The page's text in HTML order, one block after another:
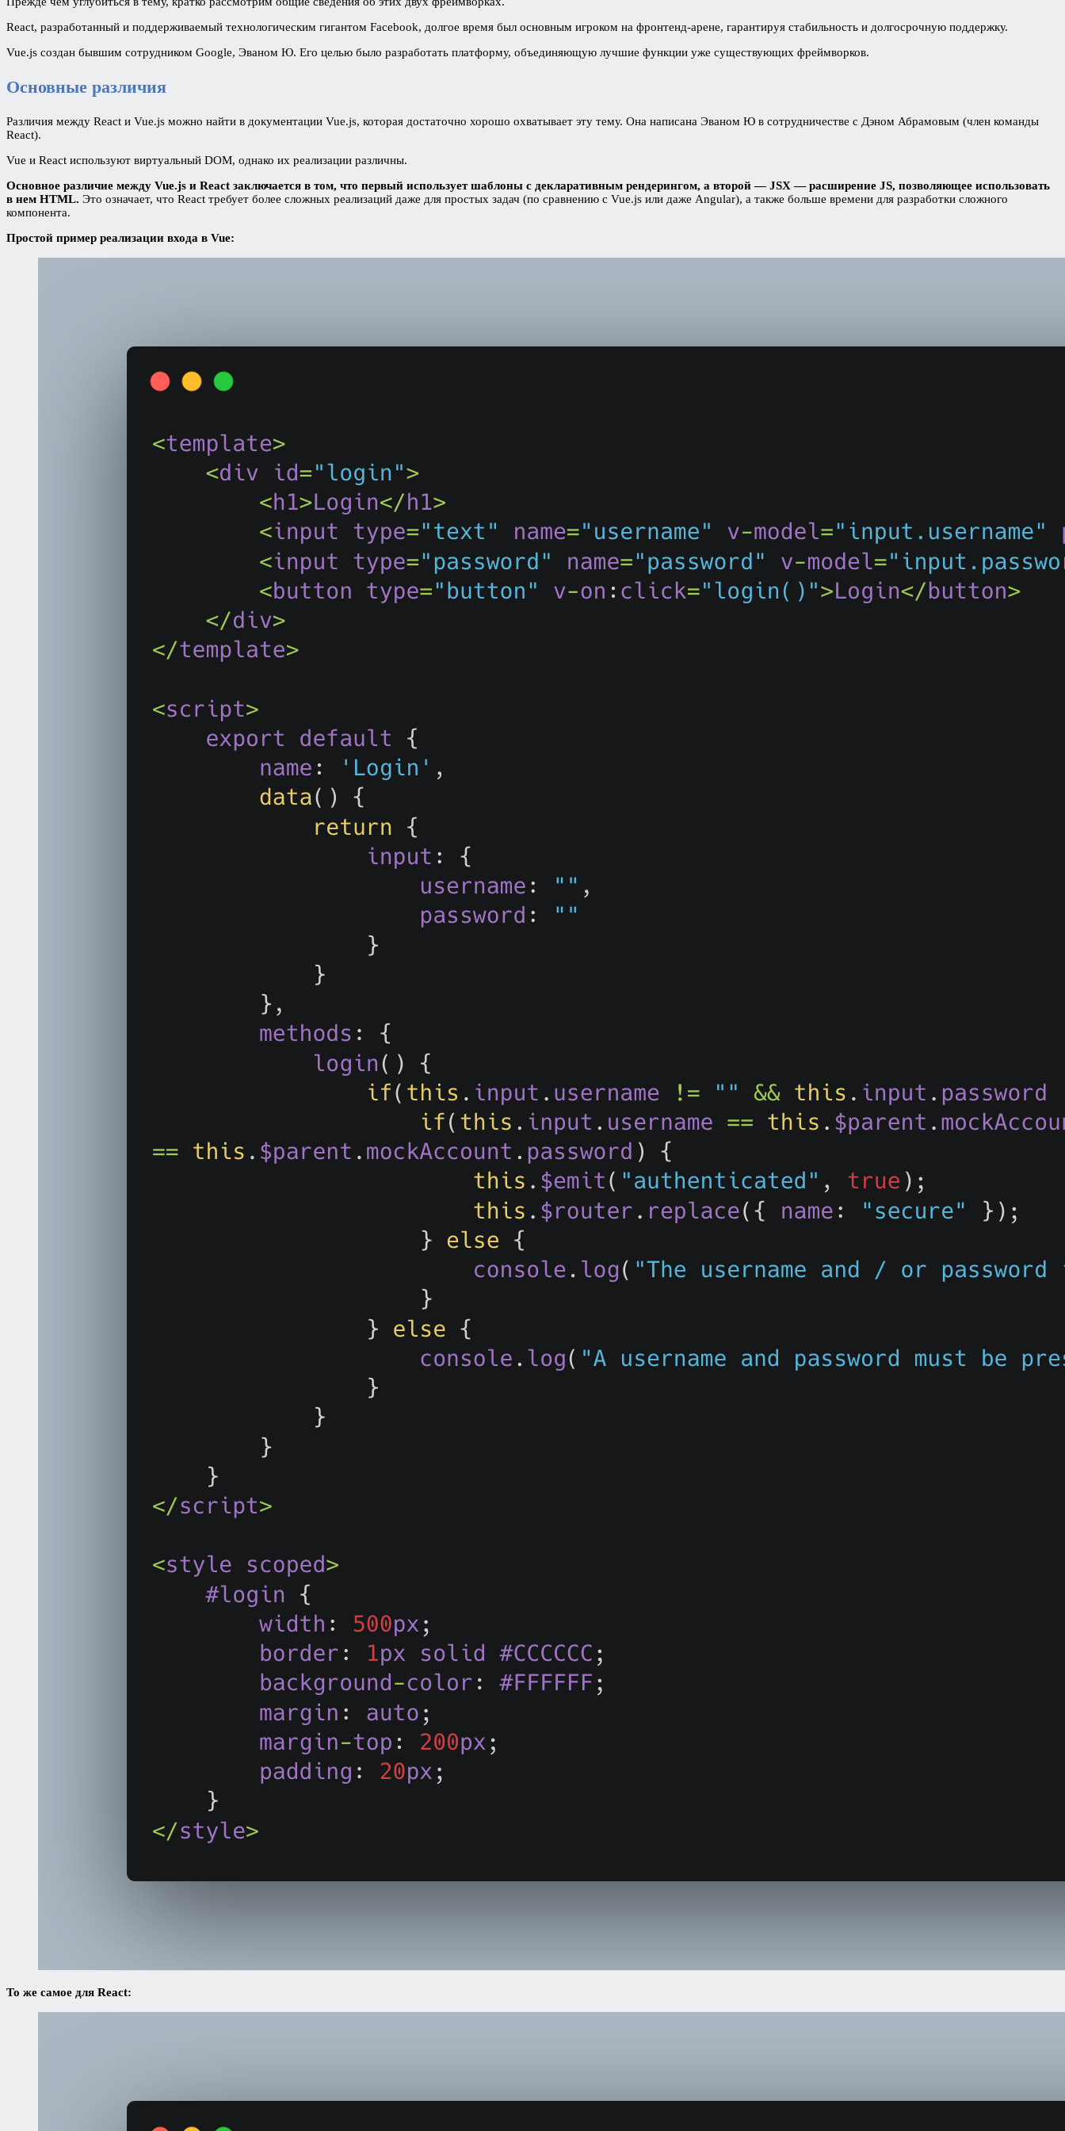
React, разработанный и поддерживаемый технологическим гигантом Facebook, долгое время был основным игроком на фронтенд-арене, гарантируя стабильность и долгосрочную поддержку.
Vue.js создан бывшим сотрудником Google, Эваном Ю. Его целью было разработать платформу, объединяющую лучшие функции уже существующих фреймворков.
Основные различия
Различия между React и Vue.js можно найти в документации Vue.js, которая достаточно хорошо охватывает эту тему. Она написана Эваном Ю в сотрудничестве с Дэном Абрамовым (член команды
React).
Vue и React используют виртуальный DOM, однако их реализации различны.
Основное различие между Vue.js и React заключается в том, что первый использует шаблоны с декларативным рендерингом, а второй — JSX — расширение JS, позволяющее использовать
в нем HTML. Это означает, что React требует более сложных реализаций даже для простых задач (по сравнению с Vue.js или даже Angular), а также больше времени для разработки сложного
компонента.
Простой пример реализации входа в Vue:
То же самое для React: